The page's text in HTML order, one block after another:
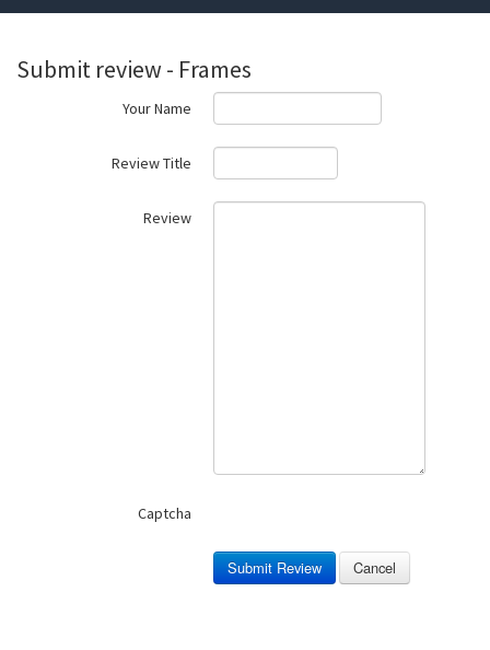
Submit review - Frames
Your Name
Review Title
Review
Captcha
Submit Review Cancel